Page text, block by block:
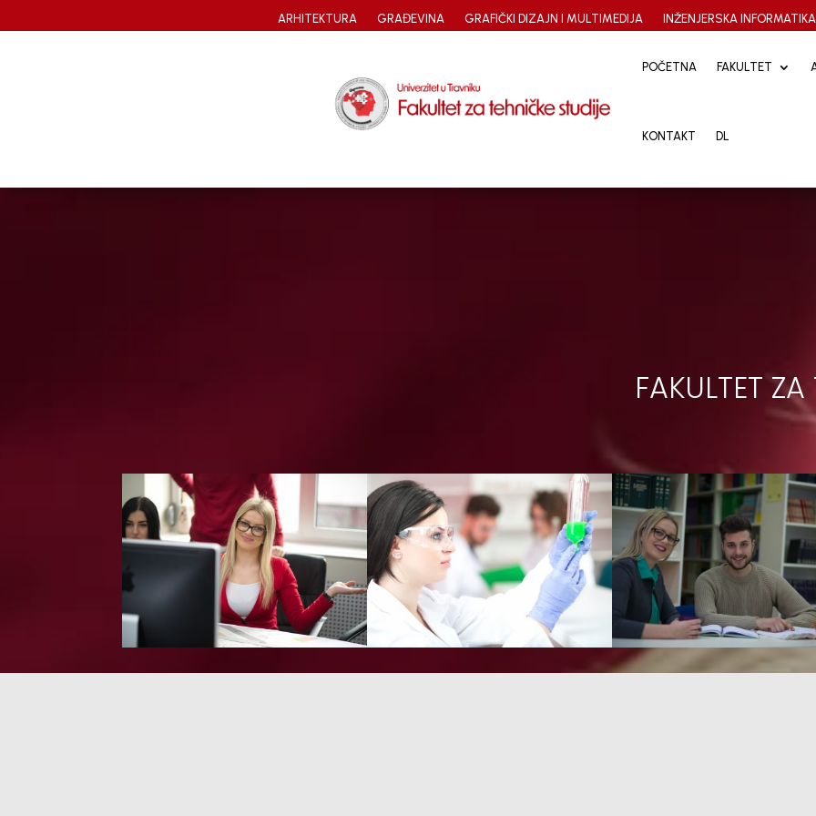
ARHITEKTURA GRAĐEVINA GRAFIČKI DIZAJN I MULTIMEDIJA INŽENJERSKA INFORMATIKA
POČETNA FAKULTET
KONTAKT DL
POČETNA FAKULTET
KONTAKT DL
FAKULTET